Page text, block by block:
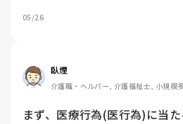
05/26
臥煙
介護職・ヘルパー, 介護福祉士, 小規模
まず、医療行為(医行為)に当